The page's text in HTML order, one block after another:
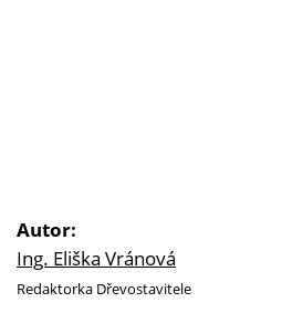
Autor:
Ing. Eliška Vránová
Redaktorka Dřevostavitele